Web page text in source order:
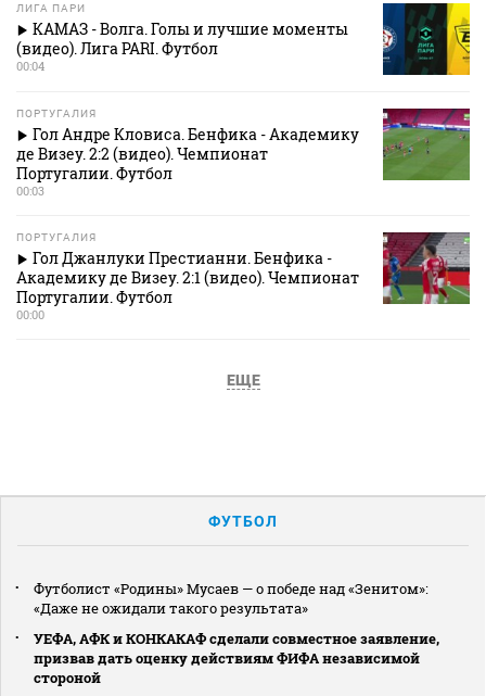
ЛИГА ПАРИ
КАМАЗ - Волга. Голы и лучшие моменты
(видео). Лига PARI. Футбол
00:04
ПОРТУГАЛИЯ
Гол Андре Кловиса. Бенфика - Академику
де Визеу. 2:2 (видео). Чемпионат
Португалии. Футбол
00:03
ПОРТУГАЛИЯ
Гол Джанлуки Престианни. Бенфика -
Академику де Визеу. 2:1 (видео). Чемпионат
Португалии. Футбол
00:00
ЕЩЕ
ФУТБОЛ
Футболист «Родины» Мусаев — о победе над «Зенитом»:
«Даже не ожидали такого результата»
УЕФА, АФК и КОНКАКАФ сделали совместное заявление,
призвав дать оценку действиям ФИФА независимой
стороной